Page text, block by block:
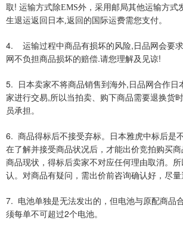
取 ! 运输方式除EMS外， 采用邮局其他运输方式
生退运返回日本,返回的国际运费需您支付。
4. 运输过程中商品有损坏的风险, 日品网会要
网不负担商品损坏的赔偿.请您理解及见谅!
5. 日本卖家不将商品销售到海外, 日品网合作日
家进行交易,所以当拍卖、购下商品需要退换货
员承担。
6. 商品得标后不接受弃标。日本雅虎中标后是
在了解并接受商品状况后，才能出价竞拍购买
商品现状，得标后卖家不对应任何理由取消。
认。对商品有疑问，需出价前咨询确认好，尽量
7. 电池单独是无法发出的 ， 但电池与原配商品
须每单不可超过2个电池。